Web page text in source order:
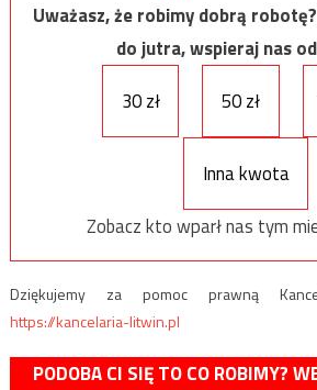
Uważasz, że robimy dobrą
do jutra, wspieraj nas
30 zł
50 zł
Inna kwota
Zobacz kto wparł nas tym
Dziękujemy za pomoc prawną
https://kancelaria-litwin.pl
PODOBA CI SIĘ TO CO ROBIMY?